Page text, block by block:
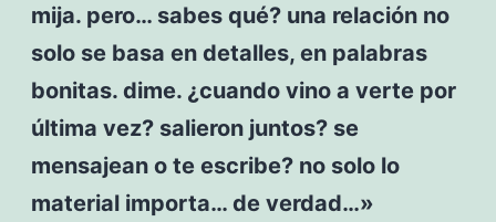
mija. pero… sabes qué? una relación no
solo se basa en detalles, en palabras
bonitas. dime. ¿cuando vino a verte por
última vez? salieron juntos? se
mensajean o te escribe? no solo lo
material importa… de verdad…»